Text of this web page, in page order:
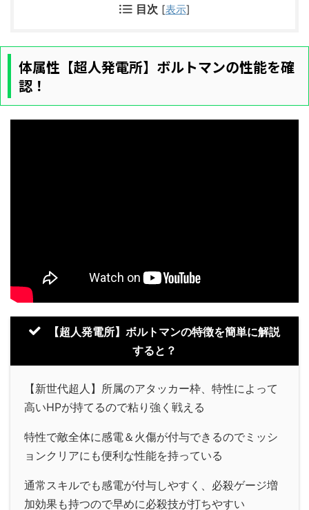
目次 [表示]
体属性【超人発電所】ボルトマンの性能を確
認！
【超人発電所】ボルトマンの特徴を簡単に解説
すると？
【新世代超人】所属のアタッカー枠、特性によって
高いHPが持てるので粘り強く戦える
特性で敵全体に感電＆火傷が付与できるのでミッシ
ョンクリアにも便利な性能を持っている
通常スキルでも感電が付与しやすく、必殺ゲージ増
加効果も持つので早めに必殺技が打ちやすい